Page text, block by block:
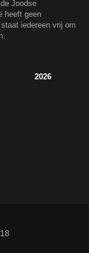
Joodse
heeft geen
iedereen vrij om
2026